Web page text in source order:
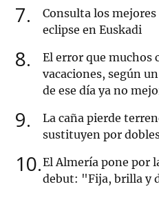
7
Consulta los
eclipse en Euskadi
8
El error que muchos
vacaciones, según
de ese día ya no
9
La caña pierde
sustituyen por
10 El Almería pone por
debut: "Fija, brilla y